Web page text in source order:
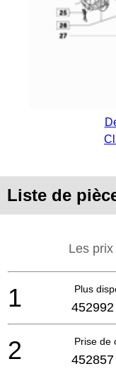
Liste de
Les
Plus
1 452992
Prise de
2 452857